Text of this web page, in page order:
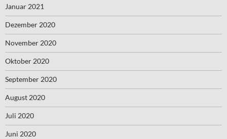
Januar 2021
Dezember 2020
November 2020
Oktober 2020
September 2020
August 2020
Juli 2020
Juni 2020